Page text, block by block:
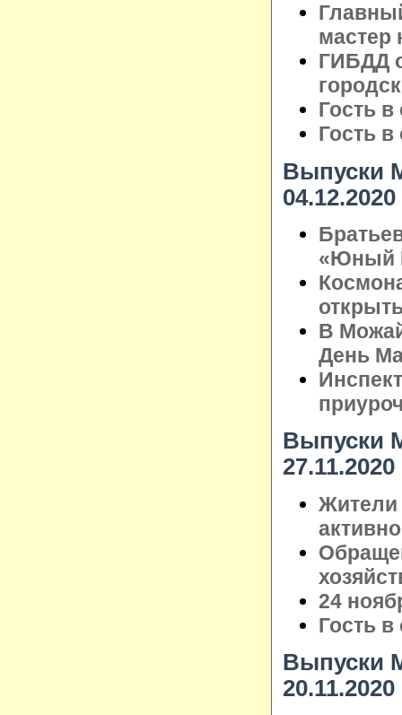
мастер
ГИБДД
Гость
Гость
Выпуски
04.12.2020
«Юный
В
День
Выпуски
27.11.2020
Жители
24
Гость
Выпуски
20.11.2020